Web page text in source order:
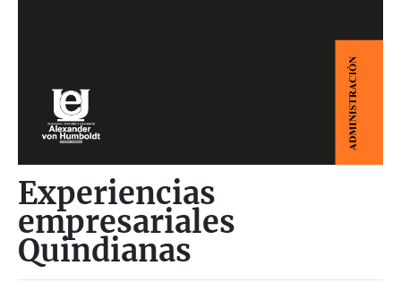
Experiencias
empresariales
Quindianas